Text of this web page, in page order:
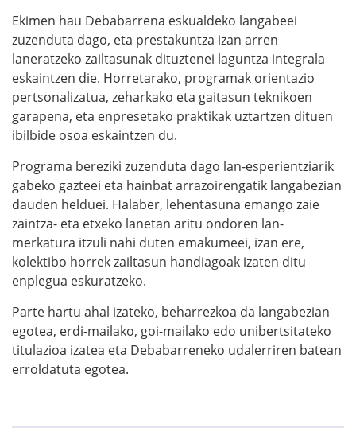
Ekimen hau Debabarrena eskualdeko langabeei
zuzenduta dago, eta prestakuntza izan arren
laneratzeko zailtasunak dituztenei laguntza integrala
eskaintzen die. Horretarako, programak orientazio
pertsonalizatua, zeharkako eta gaitasun teknikoen
garapena, eta enpresetako praktikak uztartzen dituen
ibilbide osoa eskaintzen du.
Programa bereziki zuzenduta dago lan-esperientziarik
gabeko gazteei eta hainbat arrazoirengatik langabezian
dauden helduei. Halaber, lehentasuna emango zaie
zaintza- eta etxeko lanetan aritu ondoren lan-
merkatura itzuli nahi duten emakumeei, izan ere,
kolektibo horrek zailtasun handiagoak izaten ditu
enplegua eskuratzeko.
Parte hartu ahal izateko, beharrezkoa da langabezian
egotea, erdi-mailako, goi-mailako edo unibertsitateko
titulazioa izatea eta Debabarreneko udalerriren batean
erroldatuta egotea.